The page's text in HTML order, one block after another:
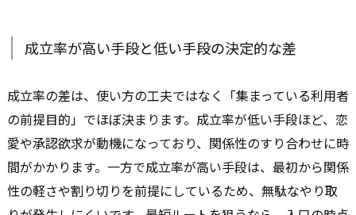
成立率が高い手段と低い手段の決定的な差
成立率の差は、使い方の工夫ではなく「集まっている利用者
の前提目的」でほぼ決まります。成立率が低い手段ほど、恋
愛や承認欲求が動機になっており、関係性のすり合わせに時
間がかかります。一方で成立率が高い手段は、最初から関係
性の軽さや割り切りを前提にしているため、無駄なやり取